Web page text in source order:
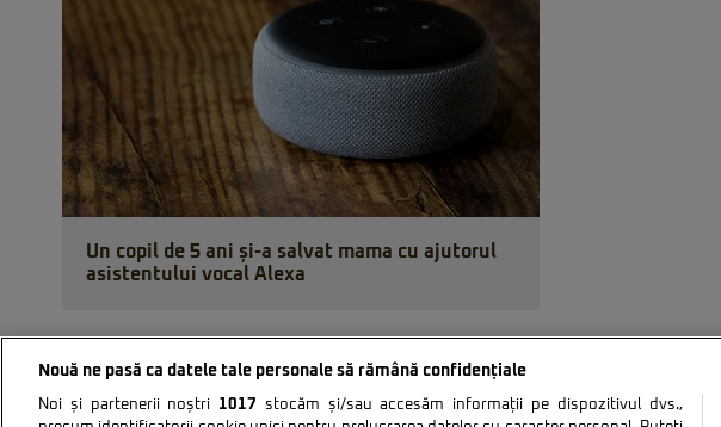
Un copil de 5 ani și-a salvat mama cu ajutorul
asistentului vocal Alexa
Nouă ne pasă ca datele tale personale să rămână confidențiale
Noi și partenerii noștri 1017 stocăm și/sau accesăm informații pe dispozitivul dvs.,